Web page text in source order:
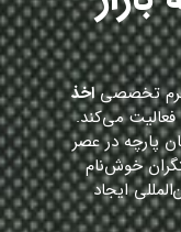
تخصصیاخذ
فعالیت می‌کند.
پارچه در عصر
خوش‌نام
ایجاد